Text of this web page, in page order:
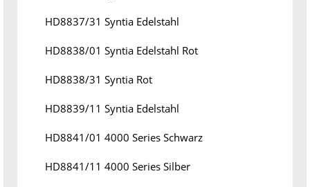
HD8837/31 Syntia Edelstahl
HD8838/01 Syntia Edelstahl Rot
HD8838/31 Syntia Rot
HD8839/11 Syntia Edelstahl
HD8841/01 4000 Series Schwarz
HD8841/11 4000 Series Silber